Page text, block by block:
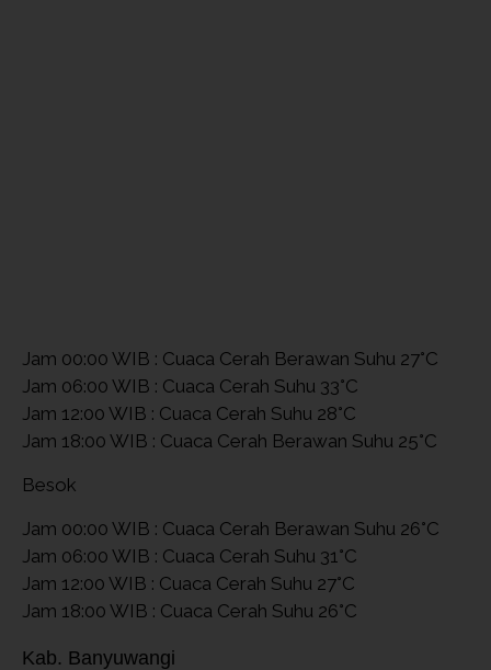
Jam 00:00 WIB : Cuaca Cerah Berawan Suhu 27°C
Jam 06:00 WIB : Cuaca Cerah Suhu 33°C
Jam 12:00 WIB : Cuaca Cerah Suhu 28°C
Jam 18:00 WIB : Cuaca Cerah Berawan Suhu 25°C
Besok
Jam 00:00 WIB : Cuaca Cerah Berawan Suhu 26°C
Jam 06:00 WIB : Cuaca Cerah Suhu 31°C
Jam 12:00 WIB : Cuaca Cerah Suhu 27°C
Jam 18:00 WIB : Cuaca Cerah Suhu 26°C
Kab. Banyuwangi